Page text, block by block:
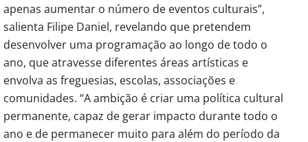
apenas aumentar o número de eventos culturais”,
salienta Filipe Daniel, revelando que pretendem
desenvolver uma programação ao longo de todo o
ano, que atravesse diferentes áreas artísticas e
envolva as freguesias, escolas, associações e
comunidades. “A ambição é criar uma política cultural
permanente, capaz de gerar impacto durante todo o
ano e de permanecer muito para além do período da